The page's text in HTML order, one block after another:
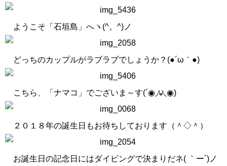
ようこそ「石垣島」へヽ(^。^)ノ
どっちのカップルがラブラブでしょうか？(●´ω｀●)
こちら、「ナマコ」でございま～す(´◉◞౪◟◉)
２０１８年の誕生日もお待ちしております（＾◇＾）
お誕生日の記念日にはダイビングで決まりだネ( ｀ー´)ノ